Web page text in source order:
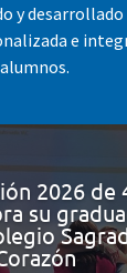
y
e
alumnos.
2026 de
su